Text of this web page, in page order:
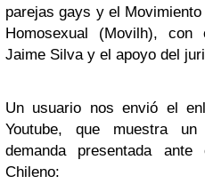
parejas gays y el
Homosexual (Movilh), con
Jaime Silva y el apoyo del
Un usuario nos envió el
Youtube, que muestra
demanda presentada ante
Chileno: